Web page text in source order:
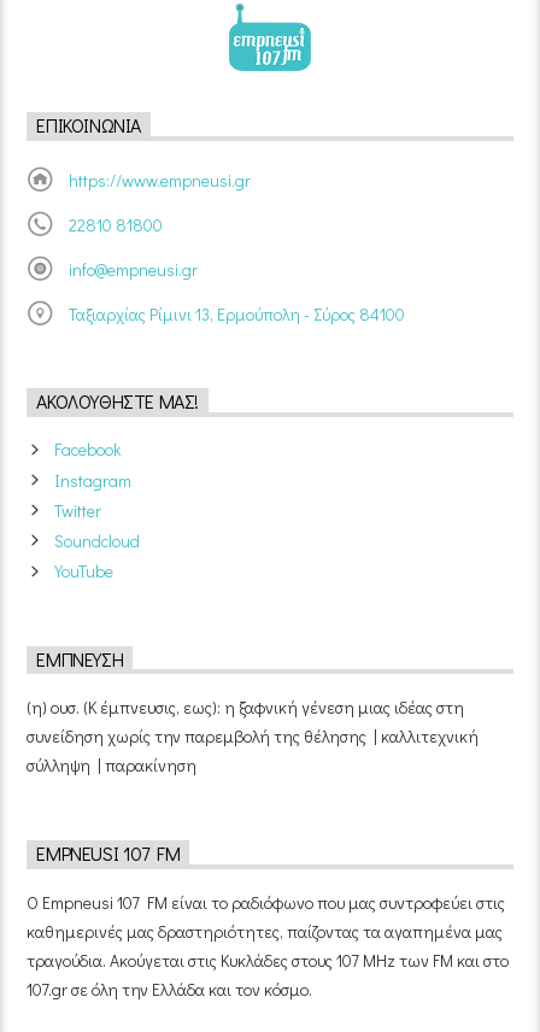
ΕΠΙΚΟΙΝΩΝΊΑ
https://www.empneusi.gr
22810 81800
info@empneusi.gr
Ταξιαρχίας Ρίμινι 13, Ερμούπολη - Σύρος 84100
ΑΚΟΛΟΥΘΉΣΤΕ ΜΑΣ!
Facebook
Instagram
Twitter
Soundcloud
YouTube
ΈΜΠΝΕΥΣΗ
(η) ουσ. (Κ έμπνευσις, εως): η ξαφνική γένεση μιας ιδέας στη
συνείδηση χωρίς την παρεμβολή της θέλησης | καλλιτεχνική
σύλληψη | παρακίνηση
EMPNEUSI 107 FM
Ο Empneusi 107 FM είναι το ραδιόφωνο που μας συντροφεύει στις
καθημερινές μας δραστηριότητες, παίζοντας τα αγαπημένα μας
τραγούδια. Ακούγεται στις Κυκλάδες στους 107 MHz των FM και στο
107.gr σε όλη την Ελλάδα και τον κόσμο.